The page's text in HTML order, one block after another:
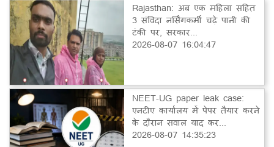
Rajasthan: अब एक महिला सहित
3 संविदा नर्सिंगकर्मी चढ़े पानी की
टंकी पर, सरकार...
2026-08-07 16:04:47
NEET-UG paper leak case:
एनटीए कार्यालय में पेपर तैयार करने
के दौरान सवाल याद कर...
2026-08-07 14:35:23